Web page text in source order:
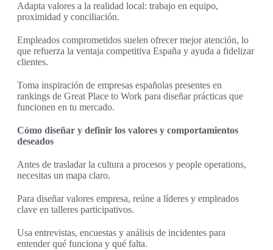
Adapta valores a la realidad local: trabajo en equipo,
proximidad y conciliación.
Empleados comprometidos suelen ofrecer mejor atención, lo
que refuerza la ventaja competitiva España y ayuda a fidelizar
clientes.
Toma inspiración de empresas españolas presentes en
rankings de Great Place to Work para diseñar prácticas que
funcionen en tu mercado.
Cómo diseñar y definir los valores y comportamientos
deseados
Antes de trasladar la cultura a procesos y people operations,
necesitas un mapa claro.
Para diseñar valores empresa, reúne a líderes y empleados
clave en talleres participativos.
Usa entrevistas, encuestas y análisis de incidentes para
entender qué funciona y qué falta.